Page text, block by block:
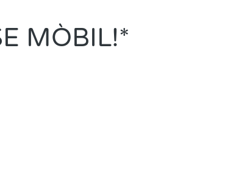
MÒBIL!*